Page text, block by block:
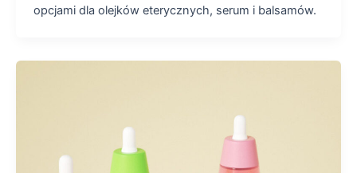
opcjami dla olejków eterycznych, serum i balsamów.